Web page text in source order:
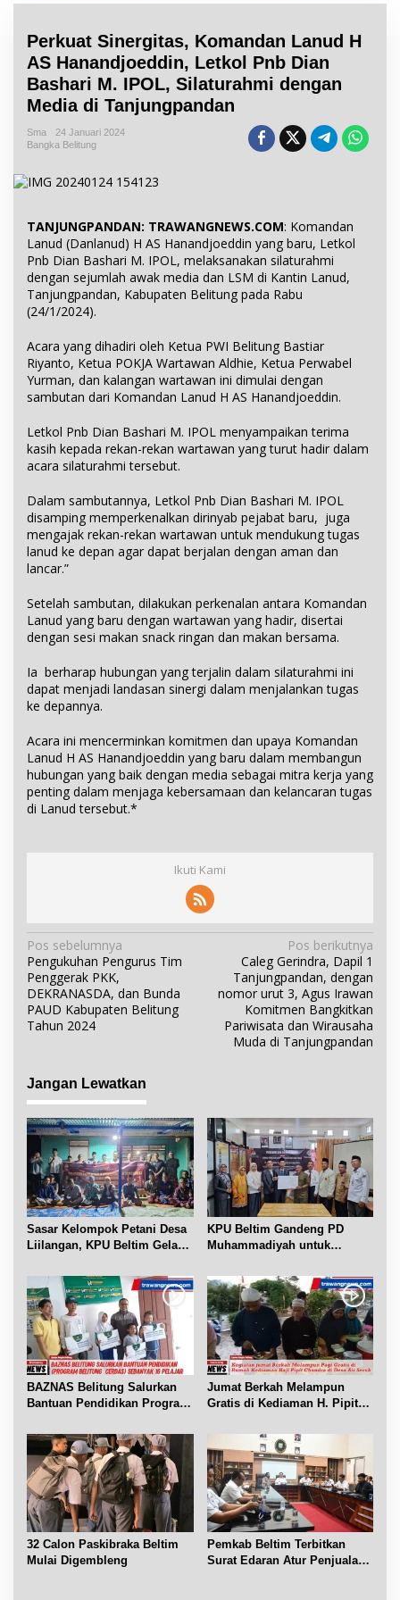
Perkuat Sinergitas, Komandan Lanud H
AS Hanandjoeddin, Letkol Pnb Dian
Bashari M. IPOL, Silaturahmi dengan
Media di Tanjungpandan
Sma
24 Januari 2024
Bangka Belitung
TANJUNGPANDAN: TRAWANGNEWS.COM: Komandan
Lanud (Danlanud) H AS Hanandjoeddin yang baru, Letkol
Pnb Dian Bashari M. IPOL, melaksanakan silaturahmi
dengan sejumlah awak media dan LSM di Kantin Lanud,
Tanjungpandan, Kabupaten Belitung pada Rabu
(24/1/2024).
Acara yang dihadiri oleh Ketua PWI Belitung Bastiar
Riyanto, Ketua POKJA Wartawan Aldhie, Ketua Perwabel
Yurman, dan kalangan wartawan ini dimulai dengan
sambutan dari Komandan Lanud H AS Hanandjoeddin.
Letkol Pnb Dian Bashari M. IPOL menyampaikan terima
kasih kepada rekan-rekan wartawan yang turut hadir dalam
acara silaturahmi tersebut.
Dalam sambutannya, Letkol Pnb Dian Bashari M. IPOL
disamping memperkenalkan dirinyab pejabat baru, juga
mengajak rekan-rekan wartawan untuk mendukung tugas
lanud ke depan agar dapat berjalan dengan aman dan
lancar.”
Setelah sambutan, dilakukan perkenalan antara Komandan
Lanud yang baru dengan wartawan yang hadir, disertai
dengan sesi makan snack ringan dan makan bersama.
Ia berharap hubungan yang terjalin dalam silaturahmi ini
dapat menjadi landasan sinergi dalam menjalankan tugas
ke depannya.
Acara ini mencerminkan komitmen dan upaya Komandan
Lanud H AS Hanandjoeddin yang baru dalam membangun
hubungan yang baik dengan media sebagai mitra kerja yang
penting dalam menjaga kebersamaan dan kelancaran tugas
di Lanud tersebut.*
Ikuti Kami
N
a
v
i
g
s
i
p
o
s
Pos sebelumnya
Pengukuhan Pengurus Tim
Penggerak PKK,
DEKRANASDA, dan Bunda
PAUD Kabupaten Belitung
Tahun 2024
Pos berikutnya
Caleg Gerindra, Dapil 1
Tanjungpandan, dengan
nomor urut 3, Agus Irawan
Komitmen Bangkitkan
Pariwisata dan Wirausaha
Muda di Tanjungpandan
Jangan Lewatkan
Sasar Kelompok Petani Desa
Liilangan, KPU Beltim Gelar
KPU Beltim Gandeng PD
Muhammadiyah untuk
BAZNAS Belitung Salurkan
Bantuan Pendidikan Program
Jumat Berkah Melampun
Gratis di Kediaman H. Pipit
32 Calon Paskibraka Beltim
Mulai Digembleng
Pemkab Beltim Terbitkan
Surat Edaran Atur Penjualan